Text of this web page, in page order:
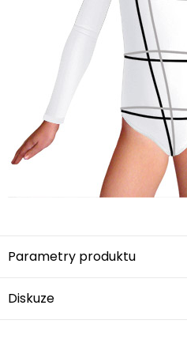
Parametry produktu
Diskuze